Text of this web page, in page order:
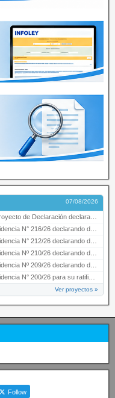
07/08/2026
declarando de interés provincial PRESIDENCI…
declarando de interés provincial la labor …
declarando de interés provincial el “50° A…
declarando de interés provincial el proyec…
declarando de interés provincial la presen…
N° 200/26 para su ratificación.
Ver proyectos »
Follow